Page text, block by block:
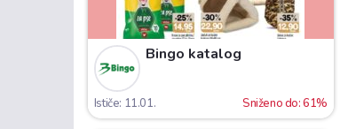
Bingo katalog
Ističe: 11.01. Sniženo do: 61%